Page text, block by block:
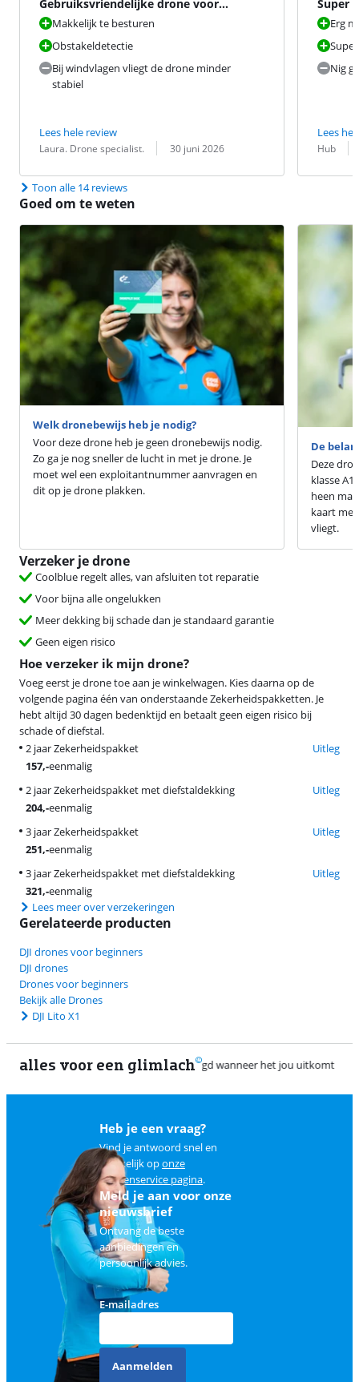
Gebruiksvriendelijke drone voor
scherpe luchtbeelden
Makkelijk te besturen
Obstakeldetectie
Bij windvlagen vliegt de drone minder
stabiel
Lees hele review
Beoordeling door:
Laura. Drone specialist.
Datum: 30 juni 2026
Super
Erg
Nig
Lees
Hub
Datum:
Toon alle 14 reviews
Goed om te weten
Welk dronebewijs heb je nodig?
Voor deze drone heb je geen dronebewijs nodig.
Zo ga je nog sneller de lucht in met je drone. Je
moet wel een exploitantnummer aanvragen en
dit op je drone plakken.
De
Deze
klasse
heen
kaart met
vliegt.
Verzeker je drone
Coolblue regelt alles, van afsluiten tot reparatie
Voor bijna alle ongelukken
Meer dekking bij schade dan je standaard garantie
Geen eigen risico
Hoe verzeker ik mijn drone?
Voeg eerst je drone toe aan je winkelwagen. Kies daarna op de
volgende pagina één van onderstaande Zekerheidspakketten. Je
hebt altijd 30 dagen bedenktijd en betaalt geen eigen risico bij
schade of diefstal.
2 jaar Zekerheidspakket
Uitleg
157,-eenmalig
2 jaar Zekerheidspakket met diefstaldekking
Uitleg
204,-eenmalig
3 jaar Zekerheidspakket
Uitleg
251,-eenmalig
3 jaar Zekerheidspakket met diefstaldekking
Uitleg
321,-eenmalig
Lees meer over verzekeringen
Gerelateerde producten
DJI drones voor beginners
DJI drones
Drones voor beginners
Bekijk alle Drones
DJI Lito X1
alles voor een glimlach
Heb je een vraag?
Vind je antwoord snel en
makkelijk oponze
klantenservice pagina.
Meld je aan voor onze
nieuwsbrief
Ontvang de beste
aanbiedingen en
persoonlijk advies.
E-mailadres
Aanmelden